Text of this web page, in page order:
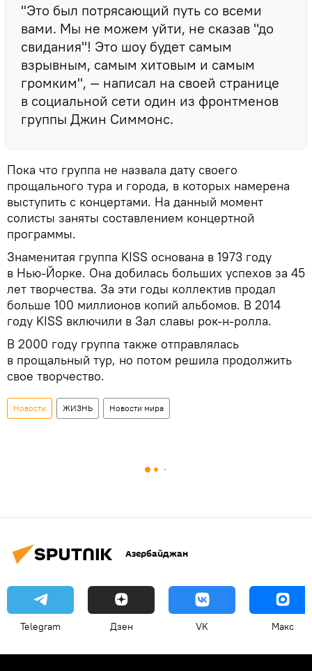
"Это был потрясающий путь со всеми
вами. Мы не можем уйти, не сказав "до
свидания"! Это шоу будет самым
взрывным, самым хитовым и самым
громким", — написал на своей странице
в социальной сети один из фронтменов
группы Джин Симмонс.
Пока что группа не назвала дату своего
прощального тура и города, в которых намерена
выступить с концертами. На данный момент
солисты заняты составлением концертной
программы.
Знаменитая группа KISS основана в 1973 году
в Нью-Йорке. Она добилась больших успехов за 45
лет творчества. За эти годы коллектив продал
больше 100 миллионов копий альбомов. В 2014
году KISS включили в Зал славы рок-н-ролла.
В 2000 году группа также отправлялась
в прощальный тур, но потом решила продолжить
свое творчество.
Новости ЖИЗНЬ Новости мира
Азербайджан
Telegram Дзен VK Макс